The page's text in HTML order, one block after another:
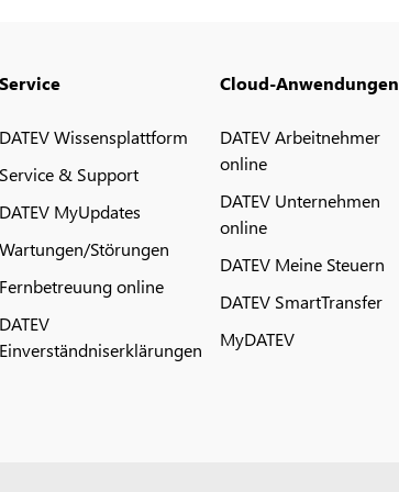
Wissensplattform
& Support
MyUpdates
Störungen
online
Cloud-Anwendungen
DATEV Arbeitnehmer
online
DATEV Unternehmen
online
DATEV Meine Steuern
DATEV SmartTransfer
MyDATEV